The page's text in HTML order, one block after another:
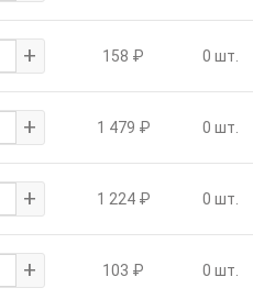
+ 158 ₽ 0 шт.
+ 1 479 ₽ 0 шт.
+ 1 224 ₽ 0 шт.
+ 103 ₽ 0 шт.